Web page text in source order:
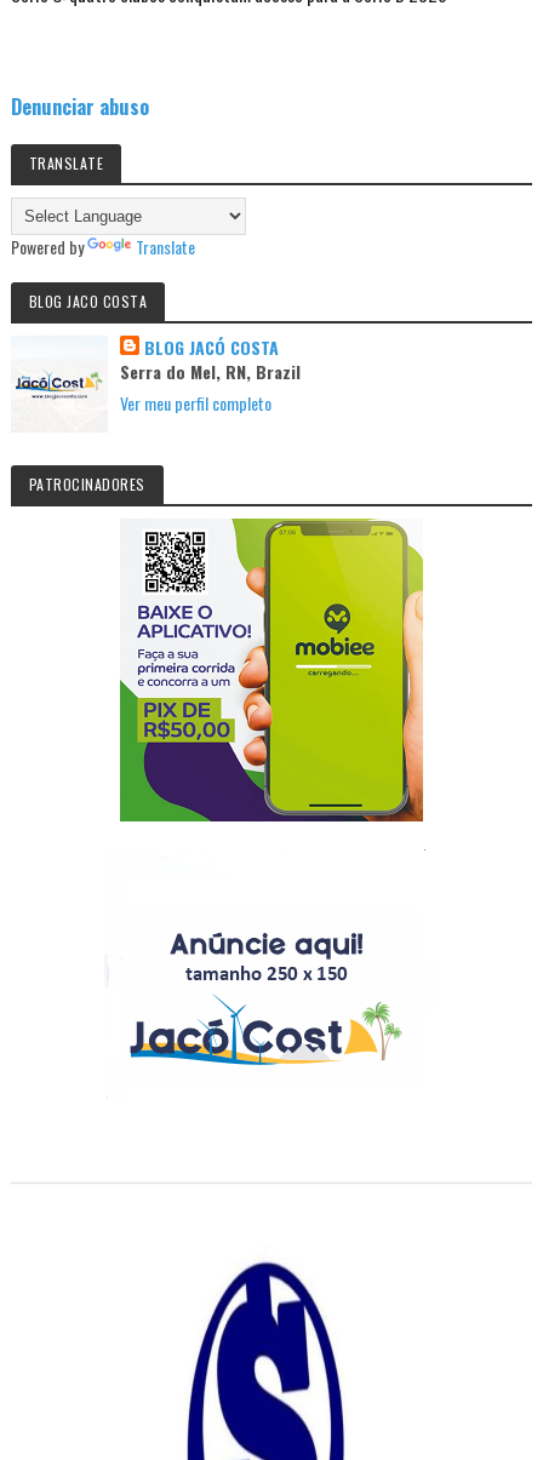
Denunciar abuso
TRANSLATE
Powered by Translate
BLOG JACO COSTA
BLOG JACÓ COSTA
Serra do Mel, RN, Brazil
Ver meu perfil completo
PATROCINADORES